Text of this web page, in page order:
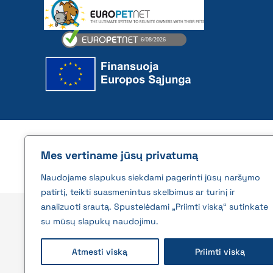
Mes vertiname jūsų privatumą
Naudojame slapukus siekdami pagerinti jūsų naršymo
patirtį, teikti suasmenintus skelbimus ar turinį ir
analizuoti srautą. Spustelėdami „Priimti viską“ sutinkate
su mūsų slapukų naudojimu.
Atmesti viską Priimti viską
2026 © All rights reserved | VĮ Žemės ūkio